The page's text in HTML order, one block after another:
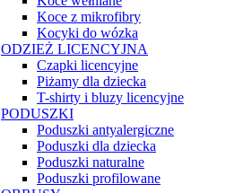
Koce z mikrofibry
Kocyki do wózka
ODZIEŻ LICENCYJNA
Czapki licencyjne
Piżamy dla dziecka
T-shirty i bluzy licencyjne
PODUSZKI
Poduszki antyalergiczne
Poduszki dla dziecka
Poduszki naturalne
Poduszki profilowane